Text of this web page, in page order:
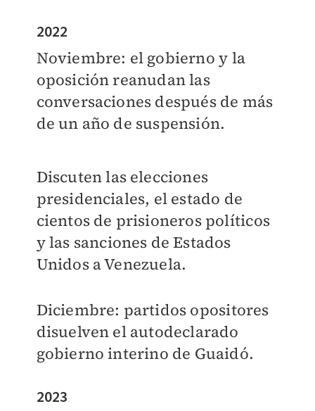
2022
Noviembre: el gobierno y la
oposición reanudan las
conversaciones después de más
de un año de suspensión.
Discuten las elecciones
presidenciales, el estado de
cientos de prisioneros políticos
y las sanciones de Estados
Unidos a Venezuela.
Diciembre: partidos opositores
disuelven el autodeclarado
gobierno interino de Guaidó.
2023